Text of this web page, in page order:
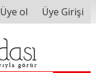
Üye ol Üye Girişi